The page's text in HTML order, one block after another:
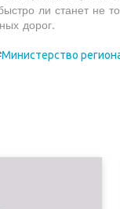
ли станет не
дорог.
Министерство